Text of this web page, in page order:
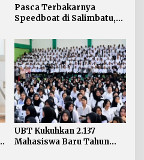
Pasca Terbakarnya
Speedboat di Salimbatu,
Pengawasan dan Edukasi
Awak Kapal
UBT Kukuhkan 2.137
Mahasiswa Baru Tahun